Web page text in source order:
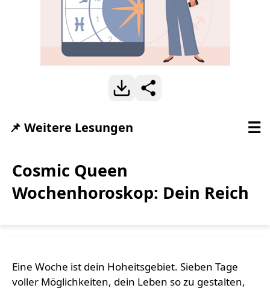
Cosmic Queen
Wochenhoroskop: Dein Reich
Eine Woche ist dein Hoheitsgebiet. Sieben Tage
voller Möglichkeiten, dein Leben so zu gestalten,
📌 Weitere Lesungen ☰